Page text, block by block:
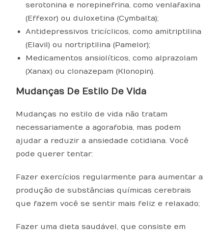
serotonina e norepinefrina, como venlafaxina
(Effexor) ou duloxetina (Cymbalta);
Antidepressivos tricíclicos, como amitriptilina
(Elavil) ou nortriptilina (Pamelor);
Medicamentos ansiolíticos, como alprazolam
(Xanax) ou clonazepam (Klonopin).
Mudanças De Estilo De Vida
Mudanças no estilo de vida não tratam
necessariamente a agorafobia, mas podem
ajudar a reduzir a ansiedade cotidiana. Você
pode querer tentar:
Fazer exercícios regularmente para aumentar a
produção de substâncias químicas cerebrais
que fazem você se sentir mais feliz e relaxado;
Fazer uma dieta saudável, que consiste em